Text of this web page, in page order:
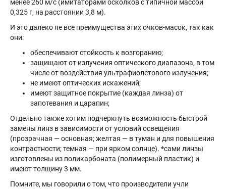
менее 260 м/с (имитаторами осколков с типичной массой
0,325 г, на расстоянии 3,8 м).
И это далеко не все преимущества этих очков-масок, так как
они:
обеспечивают стойкость к возгоранию;
защищают от излучения оптического диапазона, в том
числе от воздействия ультрафиолетового излучения;
не имеют оптических искажений;
имеют защитное покрытие (каждая линза) от
запотевания и царапин;
Отдельно также хотим подчеркнуть возможность быстрой
замены линз в зависимости от условий освещения
(прозрачная — основная; желтая — в туман и для повышения
контрастности; темная — при ярком солнце). *сами линзы
изготовлены из поликарбоната (полимерный пластик) и
имеют толщину 3 мм.
Помните, мы говорили о том, что производители учли